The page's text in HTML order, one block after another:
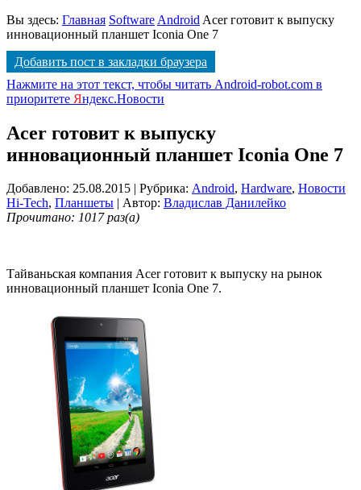
Вы здесь: Главная Software Android Acer готовит к выпуску
инновационный планшет Iconia One 7
Добавить пост в закладки браузера
Нажмите на этот текст, чтобы читать Android-robot.com в
приоритете Яндекс.Новости
Acer готовит к выпуску
инновационный планшет Iconia One 7
Добавлено: 25.08.2015 | Рубрика: Android, Hardware, Новости
Hi-Tech, Планшеты | Автор: Владислав Данилейко
Прочитано: 1017 раз(а)
Тайваньская компания Acer готовит к выпуску на рынок
инновационный планшет Iconia One 7.